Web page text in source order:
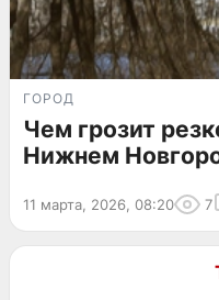
ГОРОД
Чем грозит
Нижнем
11 марта, 2026, 08:20 7